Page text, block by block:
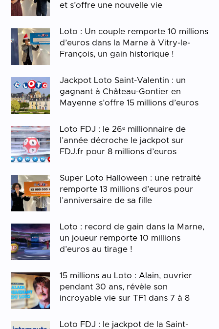
et s’offre une nouvelle vie
Loto : Un couple remporte 10 millions
d’euros dans la Marne à Vitry-le-
François, un gain historique !
Jackpot Loto Saint-Valentin : un
gagnant à Château-Gontier en
Mayenne s’offre 15 millions d’euros
Loto FDJ : le 26ᵉ millionnaire de
l’année décroche le jackpot sur
FDJ.fr pour 8 millions d’euros
Super Loto Halloween : une retraité
remporte 13 millions d’euros pour
l’anniversaire de sa fille
Loto : record de gain dans la Marne,
un joueur remporte 10 millions
d’euros au tirage !
15 millions au Loto : Alain, ouvrier
pendant 30 ans, révèle son
incroyable vie sur TF1 dans 7 à 8
Loto FDJ : le jackpot de la Saint-